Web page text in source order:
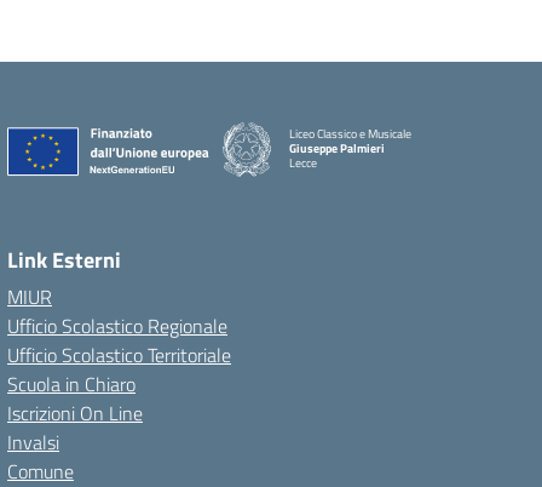
Liceo Classico e Musicale
Giuseppe Palmieri
Lecce
Link Esterni
MIUR
Ufficio Scolastico Regionale
Ufficio Scolastico Territoriale
Scuola in Chiaro
Iscrizioni On Line
Invalsi
Comune